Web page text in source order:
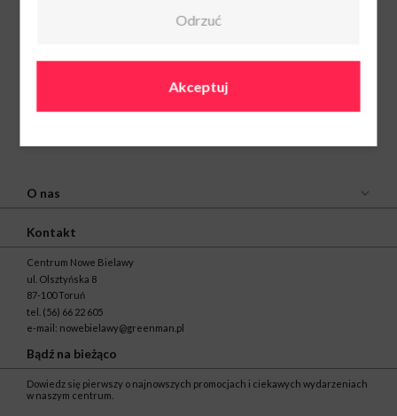
O nas
Kontakt
Centrum Nowe Bielawy
ul. Olsztyńska 8
87-100 Toruń
tel. (56) 66 22 605
e-mail: nowebielawy@greenman.pl
Bądź na bieżąco
Dowiedz się pierwszy o najnowszych promocjach i ciekawych wydarzeniach
w naszym centrum.
Odrzuć
Akceptuj